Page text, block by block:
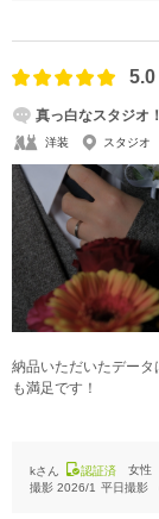
5.0
真っ白なスタジオ
洋装 スタジオ
納品いただいたデー
も満足です！
kさん 認証済 女性
撮影 2026/1 平日撮影